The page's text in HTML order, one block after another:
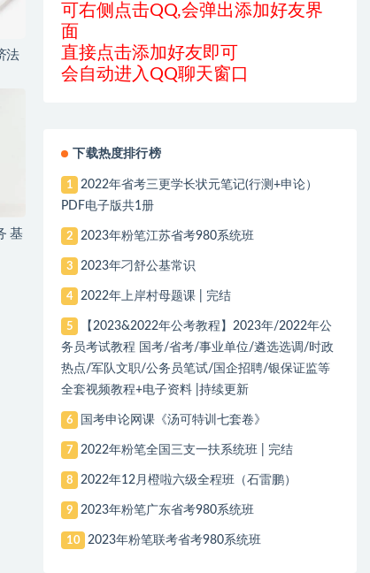
法
基
可右侧点击QQ,会弹出添加好友界
面
直接点击添加好友即可
会自动进入QQ聊天窗口
下载热度排行榜
1
2022年省考三更学长状元笔记(行测+申论）
PDF电子版共1册
2 2023年粉笔江苏省考980系统班
3 2023年刁舒公基常识
4 2022年上岸村母题课 | 完结
5
【2023&2022年公考教程】2023年/2022年公
务员考试教程 国考/省考/事业单位/遴选选调/时政
热点/军队文职/公务员笔试/国企招聘/银保证监等
全套视频教程+电子资料 |持续更新
6 国考申论网课《汤可特训七套卷》
7 2022年粉笔全国三支一扶系统班 | 完结
8 2022年12月橙啦六级全程班（石雷鹏）
9 2023年粉笔广东省考980系统班
10 2023年粉笔联考省考980系统班